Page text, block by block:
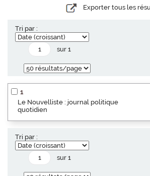
Exporter tous les
Tri par :
sur 1
1
Le Nouvelliste : journal politique
quotidien
Tri par :
sur 1